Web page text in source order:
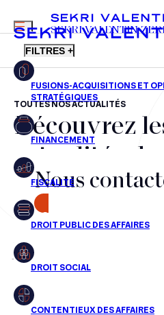
FR EN
MENU
SEKRI VALENTIN
FILTRES +
Fusions-acquisitions et
Financement
Fiscalité
Droit public des affaires
Droit social
Droit immobilier
TOUTES NOS ACTUALITÉS
Découvrez
actualités du
nos
transactions,
jour
Aucun résultats pour cette recherche
Nous